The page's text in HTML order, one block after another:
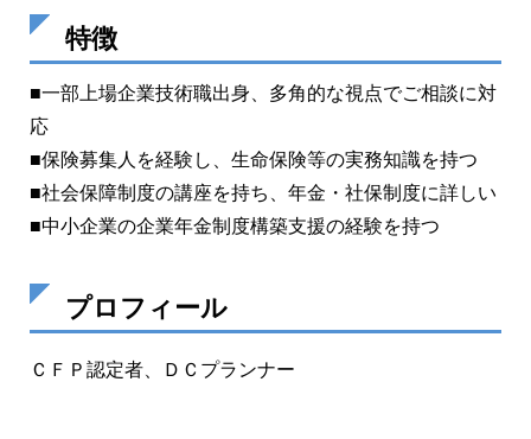
特徴
■一部上場企業技術職出身、多角的な視点でご相談に対
応
■保険募集人を経験し、生命保険等の実務知識を持つ
■社会保障制度の講座を持ち、年金・社保制度に詳しい
■中小企業の企業年金制度構築支援の経験を持つ
プロフィール
ＣＦＰ認定者、ＤＣプランナー